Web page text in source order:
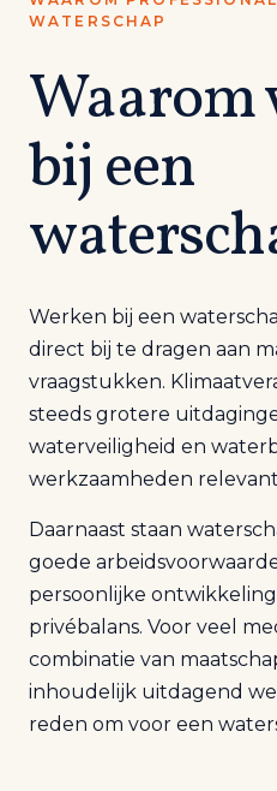
WATERSCHAP
Waarom
bij een
Werken bij een
direct bij te dragen aan
vraagstukken.
steeds grotere
waterveiligheid en
werkzaamheden
Daarnaast staan
goede
persoonlijke
privébalans. Voor veel
combinatie van
inhoudelijk uitdagend
reden om voor een